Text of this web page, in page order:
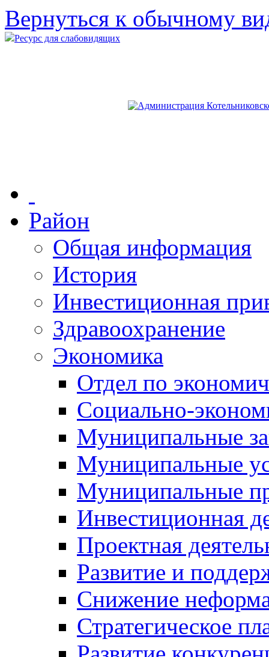
Вернуться к обычному
Ресурс для слабовидящих
Район
Общая информация
История
Инвестиционная
Здравоохранение
Экономика
Отдел по
Социально-
Муниципальные
Муниципальные
Муниципальные
Инвестиционная
Проектная
Развитие и
Снижение
Стратегическое